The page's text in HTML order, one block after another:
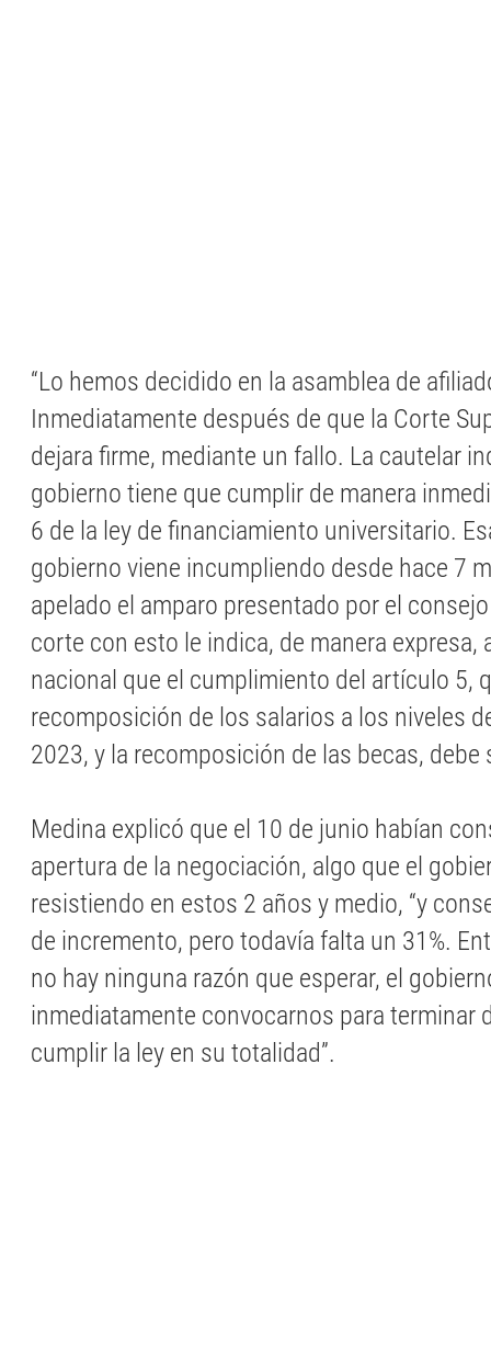
“Lo hemos decidido en la asamblea de
Inmediatamente después de que la Corte
dejara firme, mediante un fallo. La cautelar
gobierno tiene que cumplir de manera
6 de la ley de financiamiento universitario.
gobierno viene incumpliendo desde hace 7
apelado el amparo presentado por el
corte con esto le indica, de manera expresa,
nacional que el cumplimiento del artículo 5,
recomposición de los salarios a los niveles
2023, y la recomposición de las becas, debe
Medina explicó que el 10 de junio habían
apertura de la negociación, algo que el
resistiendo en estos 2 años y medio, “y
de incremento, pero todavía falta un 31%.
no hay ninguna razón que esperar, el
inmediatamente convocarnos para terminar
cumplir la ley en su totalidad”.